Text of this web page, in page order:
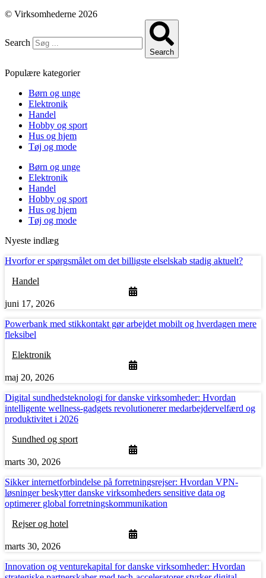
© Virksomhederne 2026
Search
Search
Populære kategorier
Børn og unge
Elektronik
Handel
Hobby og sport
Hus og hjem
Tøj og mode
Børn og unge
Elektronik
Handel
Hobby og sport
Hus og hjem
Tøj og mode
Nyeste indlæg
Hvorfor er spørgsmålet om det billigste elselskab stadig aktuelt?
Handel
juni 17, 2026
Powerbank med stikkontakt gør arbejdet mobilt og hverdagen mere
fleksibel
Elektronik
maj 20, 2026
Digital sundhedsteknologi for danske virksomheder: Hvordan
intelligente wellness-gadgets revolutionerer medarbejdervelfærd og
produktivitet i 2026
Sundhed og sport
marts 30, 2026
Sikker internetforbindelse på forretningsrejser: Hvordan VPN-
løsninger beskytter danske virksomheders sensitive data og
optimerer global forretningskommunikation
Rejser og hotel
marts 30, 2026
Innovation og venturekapital for danske virksomheder: Hvordan